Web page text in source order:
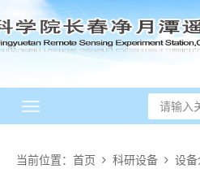
Toggle
navigation
当前位置： 首页 科研设备 设备